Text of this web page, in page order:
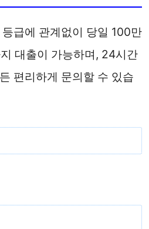
급에 관계없이 당일 100만
대출이 가능하며, 24시간
편리하게 문의할 수 있습